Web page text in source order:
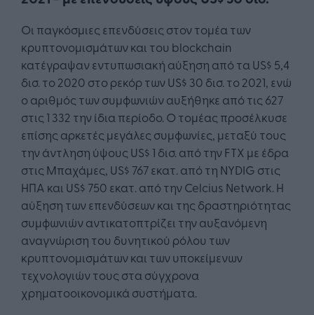
Οι παγκόσμιες επενδύσεις στον τομέα των
κρυπτονομισμάτων και του blockchain
κατέγραψαν εντυπωσιακή αύξηση από τα US$ 5,4
δισ. το 2020 στο ρεκόρ των US$ 30 δισ. το 2021, ενώ
ο αριθμός των συμφωνιών αυξήθηκε από τις 627
στις 1 332 την ίδια περίοδο. Ο τομέας προσέλκυσε
επίσης αρκετές μεγάλες συμφωνίες, μεταξύ τους
την άντληση ύψους US$ 1 δισ. από την FTX με έδρα
στις Μπαχάμες, US$ 767 εκατ. από τη NYDIG στις
ΗΠΑ και US$ 750 εκατ. από την Celcius Network. Η
αύξηση των επενδύσεων και της δραστηριότητας
συμφωνιών αντικατοπτρίζει την αυξανόμενη
αναγνώριση του δυνητικού ρόλου των
κρυπτονομισμάτων και των υποκείμενων
τεχνολογιών τους στα σύγχρονα
χρηματοοικονομικά συστήματα.